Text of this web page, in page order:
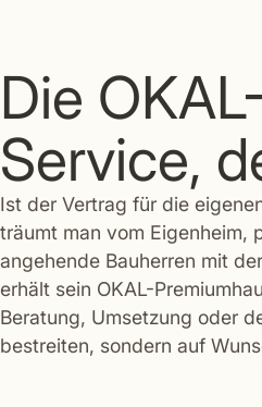
Die
Service,
Ist der Vertrag für die
träumt man vom Eigenheim,
angehende Bauherren mit
erhält sein OKAL-
Beratung, Umsetzung oder
bestreiten, sondern auf